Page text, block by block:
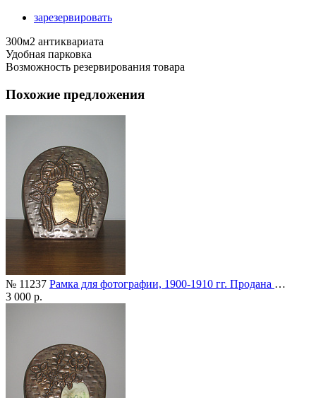
зарезервировать
300м2 антиквариата
Удобная парковка
Возможность резервирования товара
Похожие предложения
№ 11237 Рамка для фотографии, 1900-1910 гг. Продана …
3 000 р.